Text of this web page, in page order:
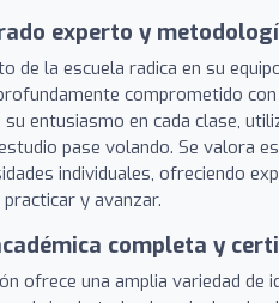
experto y
de la escuela radica en su
comprometido
entusiasmo en cada clase,
pase volando. Se valora
individuales, ofreciendo
y avanzar.
completa y
ofrece una amplia variedad de